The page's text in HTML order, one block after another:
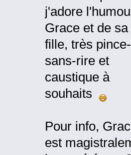
j'adore
Grace et de sa
fille, très pince-
sans-rire et
caustique à
souhaits
Pour info,
est